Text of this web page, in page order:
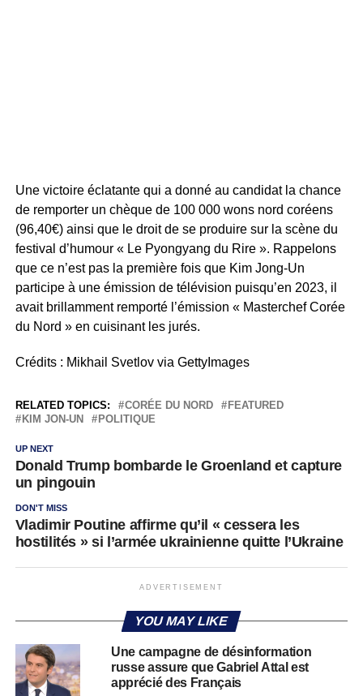
Une victoire éclatante qui a donné au candidat la chance
de remporter un chèque de 100 000 wons nord coréens
(96,40€) ainsi que le droit de se produire sur la scène du
festival d’humour « Le Pyongyang du Rire ». Rappelons
que ce n’est pas la première fois que Kim Jong-Un
participe à une émission de télévision puisqu’en 2023, il
avait brillamment remporté l’émission « Masterchef Corée
du Nord » en cuisinant les jurés.
Crédits : Mikhail Svetlov via GettyImages
RELATED TOPICS: CORÉE DU NORD
FEATURED
KIM JON-UN
POLITIQUE
UP NEXT
Donald Trump bombarde le Groenland et capture
un pingouin
DON'T MISS
Vladimir Poutine affirme qu’il « cessera les
hostilités » si l’armée ukrainienne quitte l’Ukraine
ADVERTISEMENT
YOU MAY LIKE
Une campagne de désinformation
russe assure que Gabriel Attal est
apprécié des Français